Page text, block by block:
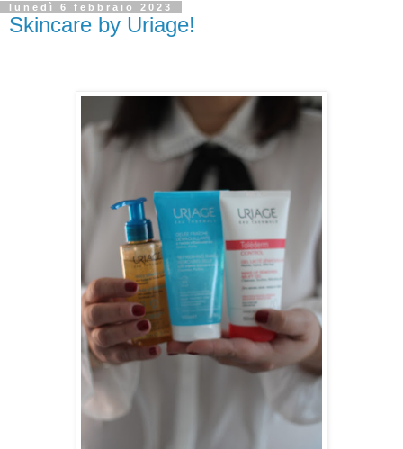
lunedì 6 febbraio 2023
Skincare by Uriage!